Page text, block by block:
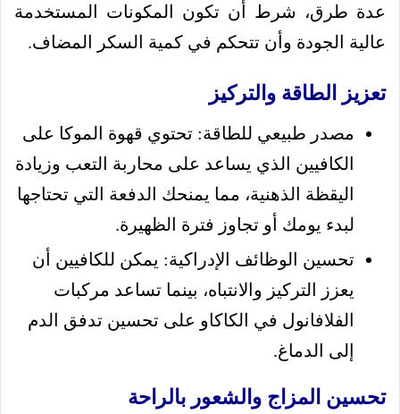
عدة طرق، شرط أن تكون المكونات المستخدمة
عالية الجودة وأن تتحكم في كمية السكر المضاف.
تعزيز الطاقة والتركيز
مصدر طبيعي للطاقة: تحتوي قهوة الموكا على
الكافيين الذي يساعد على محاربة التعب وزيادة
اليقظة الذهنية، مما يمنحك الدفعة التي تحتاجها
لبدء يومك أو تجاوز فترة الظهيرة.
تحسين الوظائف الإدراكية: يمكن للكافيين أن
يعزز التركيز والانتباه، بينما تساعد مركبات
الفلافانول في الكاكاو على تحسين تدفق الدم
إلى الدماغ.
تحسين المزاج والشعور بالراحة